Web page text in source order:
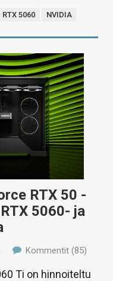
5060 NVIDIA
RTX 50 -
5060- ja
Kommentit (85)
Ti on hinnoiteltu